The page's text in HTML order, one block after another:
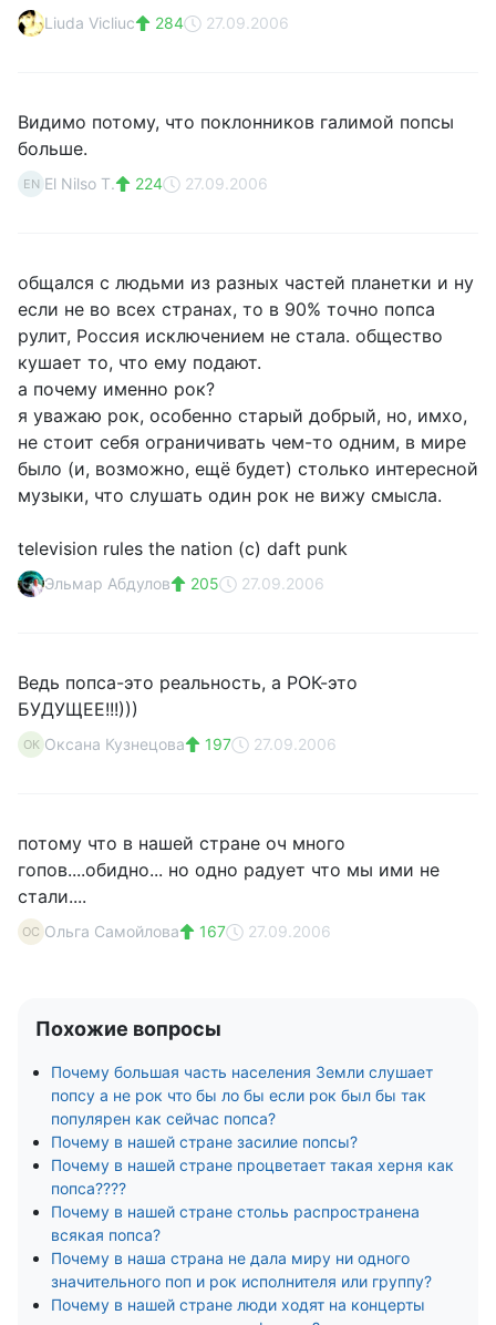
Liuda Vicliuc 284 27.09.2006
Видимо потому, что поклонников галимой попсы
больше.
EN El Nilso T. 224 27.09.2006
общался с людьми из разных частей планетки и ну
если не во всех странах, то в 90% точно попса
рулит, Россия исключением не стала. общество
кушает то, что ему подают.
а почему именно рок?
я уважаю рок, особенно старый добрый, но, имхо,
не стоит себя ограничивать чем-то одним, в мире
было (и, возможно, ещё будет) столько интересной
музыки, что слушать один рок не вижу смысла.
television rules the nation (c) daft punk
Эльмар Абдулов 205 27.09.2006
Ведь попса-это реальность, а РОК-это
БУДУЩЕЕ!!!)))
ОК Оксана Кузнецова 197 27.09.2006
потому что в нашей стране оч много
гопов....обидно... но одно радует что мы ими не
стали....
ОС Ольга Самойлова 167 27.09.2006
Похожие вопросы
Почему большая часть населения Земли слушает
попсу а не рок что бы ло бы если рок был бы так
популярен как сейчас попса?
Почему в нашей стране засилие попсы?
Почему в нашей стране процветает такая херня как
попса????
Почему в нашей стране стольь распространена
всякая попса?
Почему в наша страна не дала миру ни одного
значительного поп и рок исполнителя или группу?
Почему в нашей стране люди ходят на концерты